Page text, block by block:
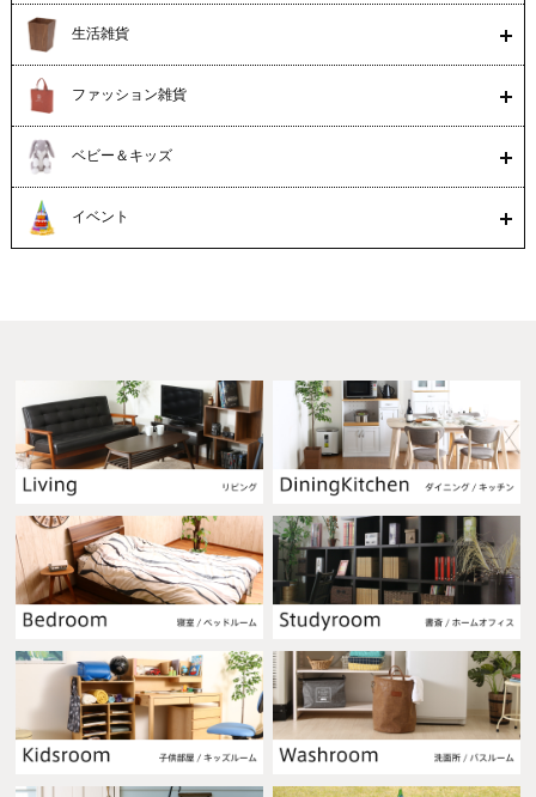
生活雑貨
ファッション雑貨
ベビー＆キッズ
イベント